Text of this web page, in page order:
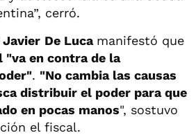
cerró.
Javier De Luca manifestó que
en contra de la
. "No cambia las causas
distribuir el poder para que
en pocas manos", sostuvo
el fiscal.